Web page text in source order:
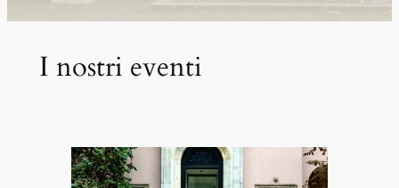
I nostri eventi